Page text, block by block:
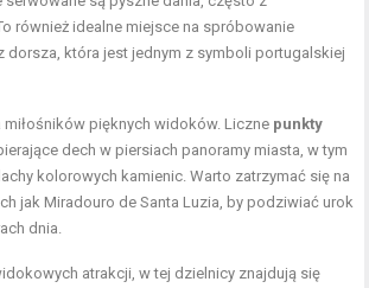
również idealne miejsce na spróbowanie
dorsza, która jest jednym z symboli portugalskiej
miłośników pięknych widoków. Liczne punkty
dech w piersiach panoramy miasta, w tym
kolorowych kamienic. Warto zatrzymać się na
jak Miradouro de Santa Luzia, by podziwiać urok
dnia.
atrakcji, w tej dzielnicy znajdują się